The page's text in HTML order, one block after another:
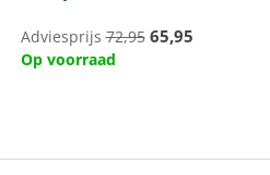
Adviesprijs72,95 65,95
Op voorraad